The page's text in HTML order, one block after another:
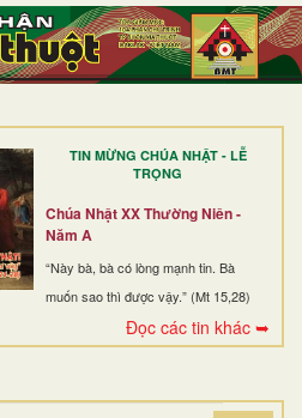
TIN MỪNG CHÚA NHẬT - LỄ
TRỌNG
Chúa Nhật XX Thường Niên -
Năm A
“Này bà, bà có lòng mạnh tin. Bà
muốn sao thì được vậy.” (Mt 15,28)
Đọc các tin khác ➥